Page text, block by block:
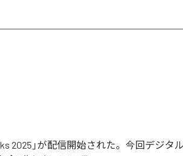
2025」が配信開始された。今回デジタ